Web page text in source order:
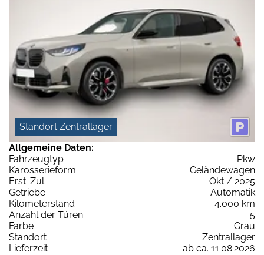
Standort Zentrallager
Allgemeine Daten:
Fahrzeugtyp
Pkw
Karosserieform
Geländewagen
Erst-Zul.
Okt / 2025
Getriebe
Automatik
Kilometerstand
4.000 km
Anzahl der Türen
5
Farbe
Grau
Standort
Zentrallager
Lieferzeit
ab ca. 11.08.2026